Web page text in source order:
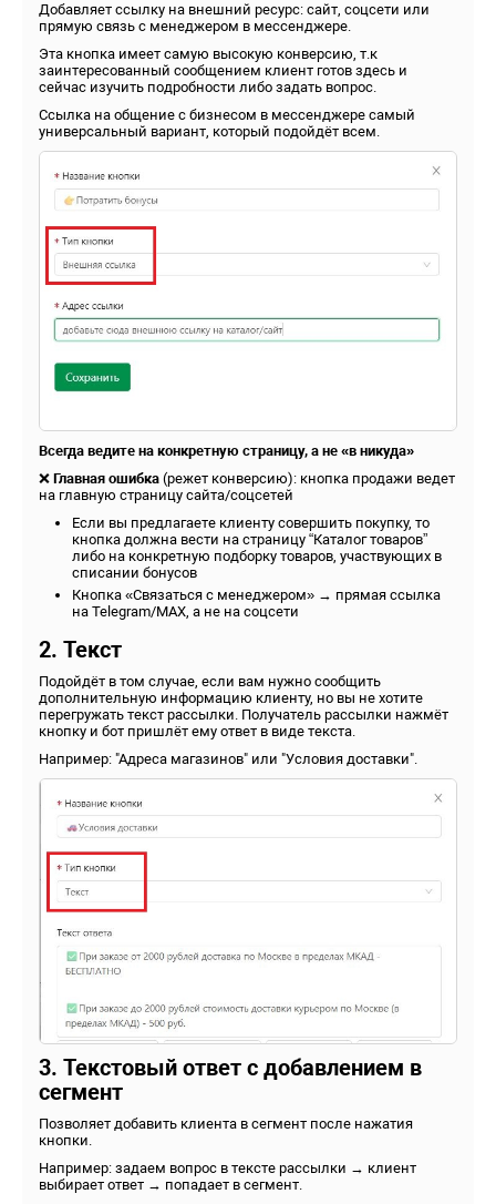
Добавляет ссылку на внешний ресурс: сайт, соцсети или
прямую связь с менеджером в мессенджере.
Эта кнопка имеет самую высокую конверсию, т.к
заинтересованный сообщением клиент готов здесь и
сейчас изучить подробности либо задать вопрос.
Ссылка на общение с бизнесом в мессенджере самый
универсальный вариант, который подойдёт всем.
Всегда ведите на конкретную страницу, а не «в никуда»
❌ Главная ошибка (режет конверсию): кнопка продажи ведет
на главную страницу сайта/соцсетей
Если вы предлагаете клиенту совершить покупку, то
кнопка должна вести на страницу “Каталог товаров”
либо на конкретную подборку товаров, участвующих в
списании бонусов
Кнопка «Связаться с менеджером» → прямая ссылка
на Telegram/MAX, а не на соцсети
2. Текст
Подойдёт в том случае, если вам нужно сообщить
дополнительную информацию клиенту, но вы не хотите
перегружать текст рассылки. Получатель рассылки нажмёт
кнопку и бот пришлёт ему ответ в виде текста.
Например: "Адреса магазинов" или "Условия доставки".
3. Текстовый ответ с добавлением в
сегмент
Позволяет добавить клиента в сегмент после нажатия
кнопки.
Например: задаем вопрос в тексте рассылки → клиент
выбирает ответ → попадает в сегмент.